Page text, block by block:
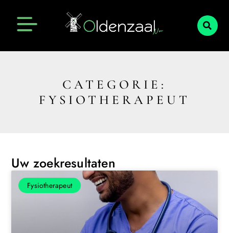
CATEGORIE:
FYSIOTHERAPEUT
Uw zoekresultaten
Fysiotherapeut